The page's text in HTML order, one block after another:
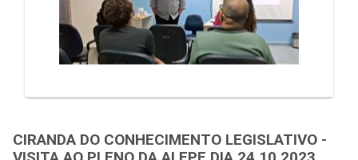
CIRANDA DO CONHECIMENTO LEGISLATIVO -